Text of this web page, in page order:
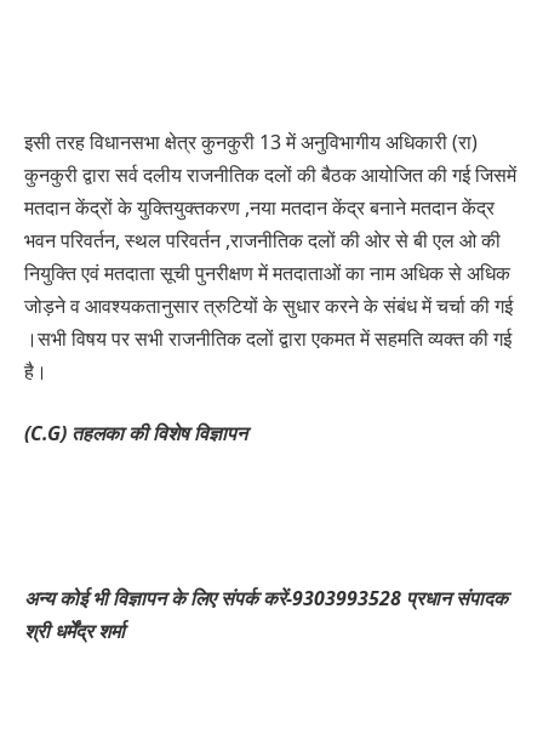
इसी तरह विधानसभा क्षेत्र कुनकुरी 13 में अनुविभागीय अधिकारी (रा)
कुनकुरी द्वारा सर्व दलीय राजनीतिक दलों की बैठक आयोजित की गई जिसमें
मतदान केंद्रों के युक्तियुक्तकरण ,नया मतदान केंद्र बनाने मतदान केंद्र
भवन परिवर्तन, स्थल परिवर्तन ,राजनीतिक दलों की ओर से बी एल ओ की
नियुक्ति एवं मतदाता सूची पुनरीक्षण में मतदाताओं का नाम अधिक से अधिक
जोड़ने व आवश्यकतानुसार त्रुटियों के सुधार करने के संबंध में चर्चा की गई
।सभी विषय पर सभी राजनीतिक दलों द्वारा एकमत में सहमति व्यक्त की गई
है।
(C.G) तहलका की विशेष विज्ञापन
अन्य कोई भी विज्ञापन के लिए संपर्क करें-9303993528 प्रधान संपादक
श्री धर्मेंद्र शर्मा